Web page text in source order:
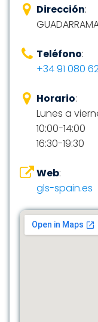
Dirección:
Teléfono:
+34 91 080
Horario:
Lunes a
10:00-14:00
16:30-19:30
Web:
gls-spain.es